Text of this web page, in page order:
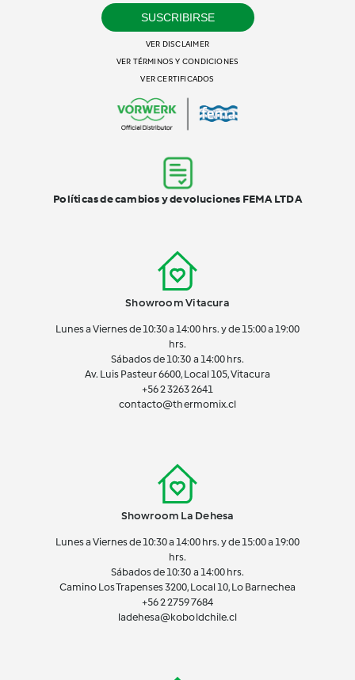
Showroom Vitacura
Lunes a Viernes de 10:30 a 14:00 hrs. y de 15:00 a 19:00
hrs.
Sábados de 10:30 a 14:00 hrs.
Av. Luis Pasteur 6600, Local 105, Vitacura
+56 2 3263 2641
contacto@thermomix.cl
Showroom La Dehesa
Lunes a Viernes de 10:30 a 14:00 hrs. y de 15:00 a 19:00
hrs.
Sábados de 10:30 a 14:00 hrs.
Camino Los Trapenses 3200, Local 10, Lo Barnechea
+56 22759 7684
ladehesa@koboldchile.cl
SUSCRIBIRSE
VER DISCLAIMER
VER TÉRMINOS Y CONDICIONES
VER CERTIFICADOS
Políticas de cambios y devoluciones FEMA LTDA